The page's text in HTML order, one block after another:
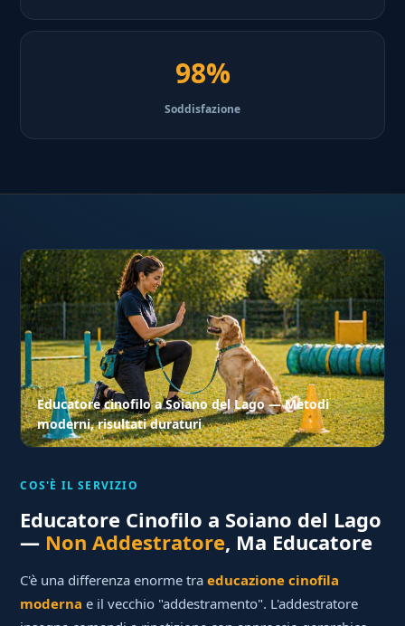
98%
Soddisfazione
Educatore cinofilo a Soiano del Lago — Metodi
moderni, risultati duraturi
COS'È IL SERVIZIO
Educatore Cinofilo a Soiano del Lago
— Non Addestratore, Ma Educatore
C'è una differenza enorme traeducazione cinofila
moderna e il vecchio "addestramento". L'addestratore